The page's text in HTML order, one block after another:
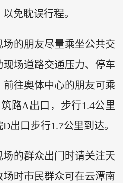
免耽误行程。
场的朋友尽量乘坐公共交
场道路交通压力、停车
往奥体中心的朋友可乘
路A出口，步行1.4公里
出口步行1.7公里到达。
场的群众出门时请关注天
时市民群众可在云潭南